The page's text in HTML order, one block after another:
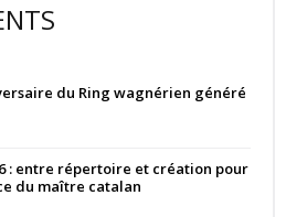
du Ring wagnérien généré
: entre répertoire et création pour
du maître catalan